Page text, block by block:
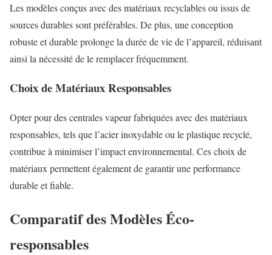
Les modèles conçus avec des matériaux recyclables ou issus de
sources durables sont préférables. De plus, une conception
robuste et durable prolonge la durée de vie de l’appareil, réduisant
ainsi la nécessité de le remplacer fréquemment.
Choix de Matériaux Responsables
Opter pour des centrales vapeur fabriquées avec des matériaux
responsables, tels que l’acier inoxydable ou le plastique recyclé,
contribue à minimiser l’impact environnemental. Ces choix de
matériaux permettent également de garantir une performance
durable et fiable.
Comparatif des Modèles Éco-
responsables